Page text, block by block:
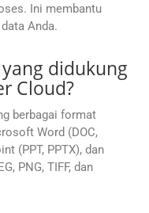
Ini membantu
Anda.
didukung
Cloud?
berbagai format
Word (DOC,
(PPT, PPTX), dan
PNG, TIFF, dan